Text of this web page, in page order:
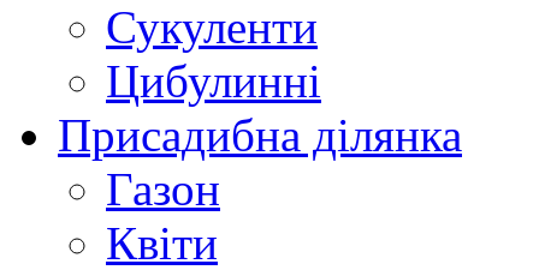
Сукуленти
Цибулинні
Присадибна ділянка
Газон
Квіти